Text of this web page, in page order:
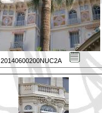
20140600200NUC2A